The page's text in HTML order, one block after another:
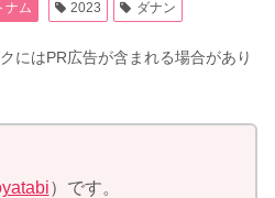
ナム 2023 ダナン
にはPR広告が含まれる場合があり
）です。